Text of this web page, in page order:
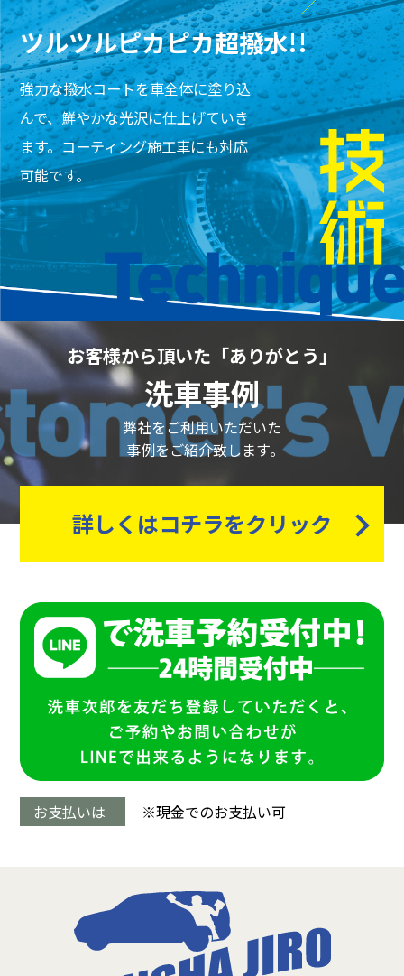
ツルツルピカピカ超撥水!!
強力な撥水コートを車全体に塗り込
んで、鮮やかな光沢に仕上げていき
ます。コーティング施工車にも対応
可能です。
お客様から頂いた「ありがとう」
洗車事例
弊社をご利用いただいた
事例をご紹介致します｡
詳しくはコチラをクリック
お支払いは ※現金でのお支払い可